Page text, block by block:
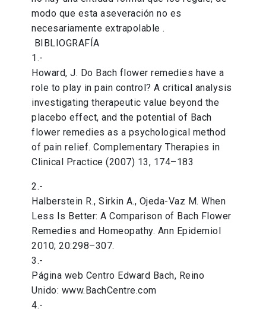
modo que esta aseveración no es
necesariamente extrapolable .
BIBLIOGRAFÍA
1.-
Howard, J. Do Bach flower remedies have a
role to play in pain control? A critical analysis
investigating therapeutic value beyond the
placebo effect, and the potential of Bach
flower remedies as a psychological method
of pain relief. Complementary Therapies in
Clinical Practice (2007) 13, 174–183
2.-
Halberstein R., Sirkin A., Ojeda-Vaz M. When
Less Is Better: A Comparison of Bach Flower
Remedies and Homeopathy. Ann Epidemiol
2010; 20:298–307.
3.-
Página web Centro Edward Bach, Reino
Unido: www.BachCentre.com
4.-